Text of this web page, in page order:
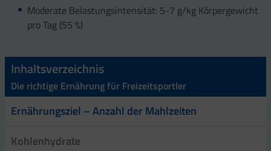
Moderate Belastungsintensität: 5-7 g/kg Körpergewicht
pro Tag (55 %)
Inhaltsverzeichnis
Die richtige Ernährung für Freizeitsportler
Ernährungsziel – Anzahl der Mahlzeiten
Kohlenhydrate